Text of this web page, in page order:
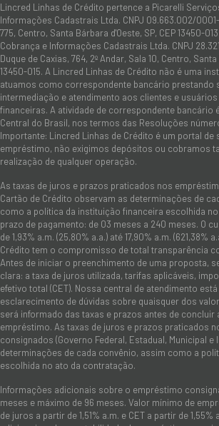
Lincred Linhas de Crédito pertence a Picarelli
Informações Cadastrais Ltda. CNPJ 09.663.002/
775, Centro, Santa Bárbara d'Oeste, SP, CEP 13450-
Cobrança e Informações Cadastrais Ltda. CNPJ
Duque de Caxias, 764, 2º Andar, Sala 10, Centro, Santa
13450-015. A Lincred Linhas de Crédito não é uma
atuamos como correspondente bancário prestando
intermediação e atendimento aos clientes e
financeiras. A atividade de correspondente bancário
Central do Brasil, nos termos das Resoluções
Importante: Lincred Linhas de Crédito é um portal de
empréstimo, não exigimos depósitos ou cobramos
realização de qualquer operação.
As taxas de juros e prazos praticados nos
Cartão de Crédito observam as determinações de
como a política da instituição financeira escolhida
prazo de pagamento: de 03 meses a 240 meses. O
de 1,93% a.m. (25,80% a.a.) até 17,90% a.m. (621,38%
Crédito tem o compromisso de total transparência
Antes de iniciar o preenchimento de uma proposta,
clara: a taxa de juros utilizada, tarifas aplicáveis,
efetivo total (CET). Nossa central de atendimento
esclarecimento de dúvidas sobre quaisquer dos
será informado das taxas e prazos antes de concluir
empréstimo. As taxas de juros e prazos praticados
consignados (Governo Federal, Estadual, Municipal e
determinações de cada convênio, assim como a
escolhida no ato da contratação.
Informações adicionais sobre o empréstimo
meses e máximo de 96 meses. Valor mínimo de
de juros a partir de 1,51% a.m. e CET a partir de